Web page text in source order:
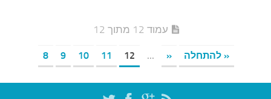
עמוד 12 מתוך 12
« להתחלה «
...
8 9 10 11 12